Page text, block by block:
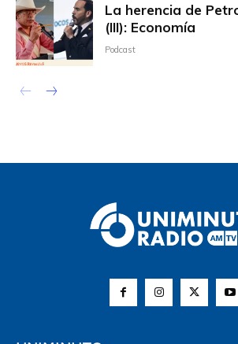
La herencia de
(III): Economía
Podcast